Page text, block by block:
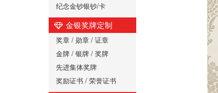
纪念金钞银钞/卡
金银奖牌定制
奖章 / 勋章 / 证章
金牌 / 银牌 / 奖牌
先进集体奖牌
奖励证书 / 荣誉证书